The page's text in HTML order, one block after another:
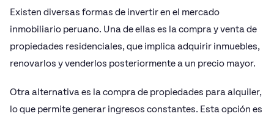
Existen diversas formas de invertir en el mercado
inmobiliario peruano. Una de ellas es la compra y venta de
propiedades residenciales, que implica adquirir inmuebles,
renovarlos y venderlos posteriormente a un precio mayor.
Otra alternativa es la compra de propiedades para alquiler,
lo que permite generar ingresos constantes. Esta opción es